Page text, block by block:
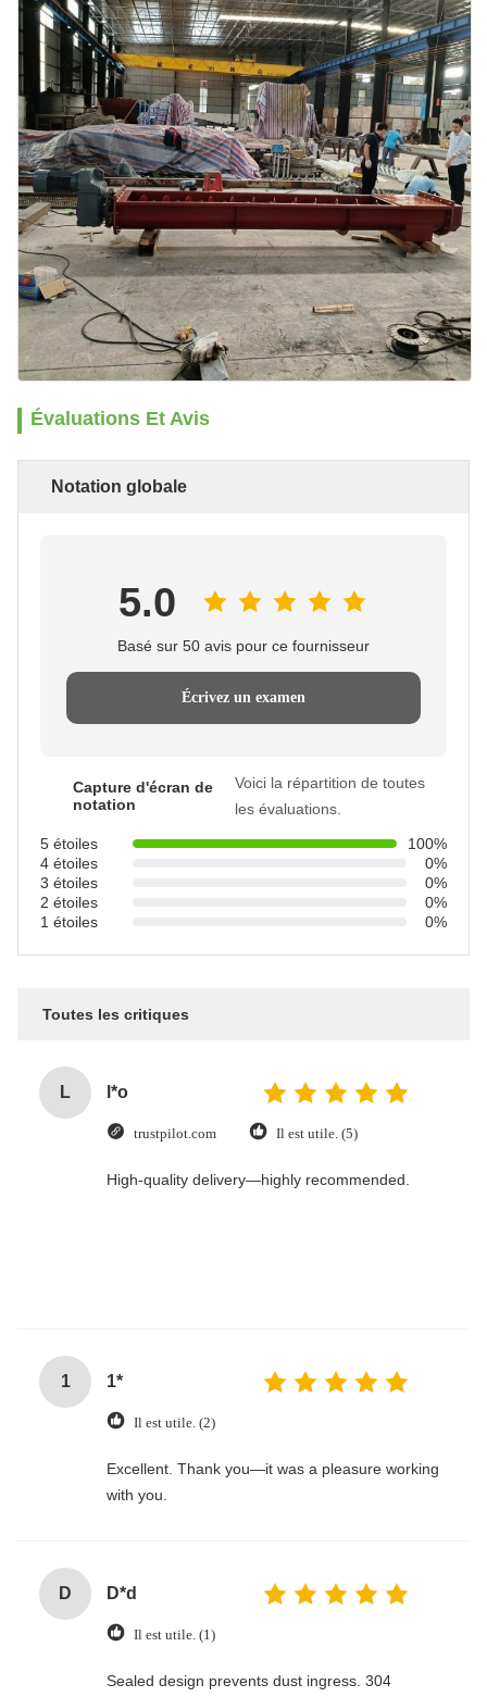
Évaluations Et Avis
Notation globale
5.0
Basé sur 50 avis pour ce fournisseur
Écrivez un examen
Capture d'écran de
notation
Voici la répartition de toutes
les évaluations.
5 étoiles
100%
4 étoiles
0%
3 étoiles
0%
2 étoiles
0%
1 étoiles
0%
Toutes les critiques
L l*o
trustpilot.com Il est utile. (5)
High-quality delivery—highly recommended.
1 1*
Il est utile. (2)
Excellent. Thank you—it was a pleasure working
with you.
D D*d
Il est utile. (1)
Sealed design prevents dust ingress. 304